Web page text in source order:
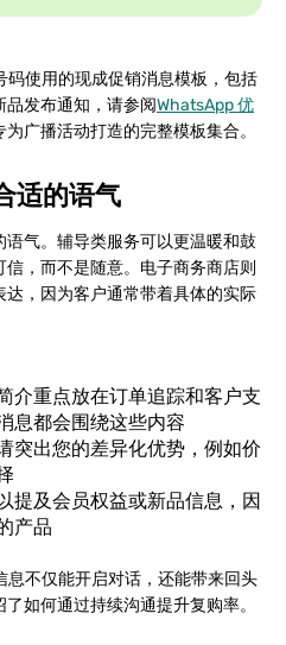
码使用的现成促销消息模板，包括
品发布通知，请参阅WhatsApp 优
广播活动打造的完整模板集合。
适的语气
气。辅导类服务可以更温暖和鼓
，而不是随意。电子商务商店则
，因为客户通常带着具体的实际
介重点放在订单追踪和客户支
息都会围绕这些内容
突出您的差异化优势，例如价
提及会员权益或新品信息，因
产品
息不仅能开启对话，还能带来回头
了如何通过持续沟通提升复购率。